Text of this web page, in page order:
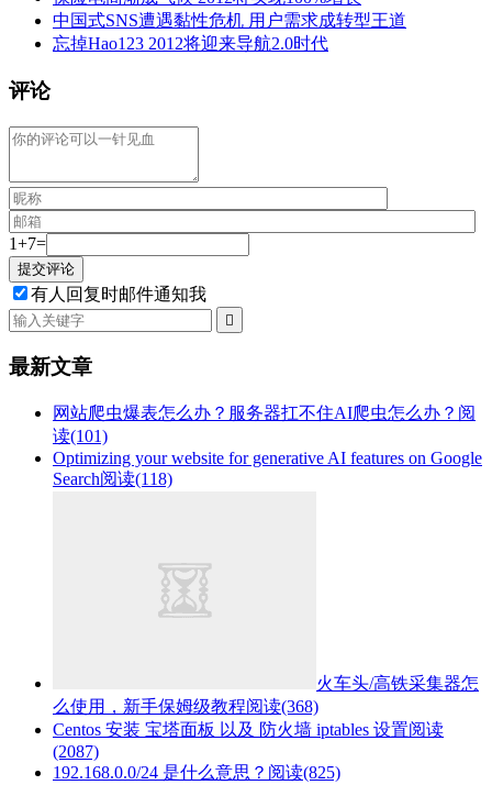
中国式SNS遭遇黏性危机 用户需求成转型王道
忘掉Hao123 2012将迎来导航2.0时代
评论
1+7=
有人回复时邮件通知我

最新文章
网站爬虫爆表怎么办？服务器扛不住AI爬虫怎么办？ 阅
读(101)
Optimizing your website for generative AI features on Google
Search阅读(118)
火车头/高铁采集器怎
么使用，新手保姆级教程阅读(368)
Centos 安装 宝塔面板 以及 防火墙 iptables 设置阅读
(2087)
192.168.0.0/24 是什么意思？ 阅读(825)